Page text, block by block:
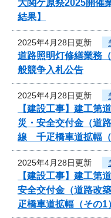
大関ケ原祭2025開催
結果】
2025年4月28日更新
道路照明灯修繕業務
般競争入札公告
2025年4月28日更新
【建設工事】建工
災・安全交付金（道
線 千疋橋車道拡幅
2025年4月28日更新
【建設工事】建工第
安全交付金（道路改
疋橋車道拡幅（その1